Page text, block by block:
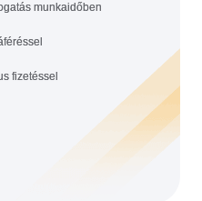
munkaidőben
fizetéssel